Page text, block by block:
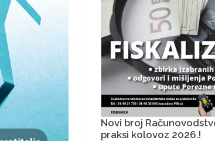
Novi broj
praksi kolovoz 2026.!